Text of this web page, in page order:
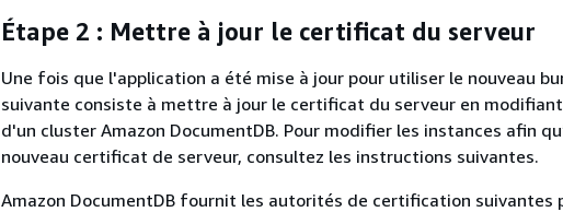
Étape 2 : Mettre à jour le certificat du serveur
Une fois que l'application a été mise à jour pour utiliser le nouveau
suivante consiste à mettre à jour le certificat du serveur en
d'un cluster Amazon DocumentDB. Pour modifier les instances afin
nouveau certificat de serveur, consultez les instructions suivantes.
Amazon DocumentDB fournit les autorités de certification suivantes